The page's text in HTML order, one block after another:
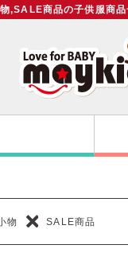
,SALE商品の子供服商
物 SALE商品